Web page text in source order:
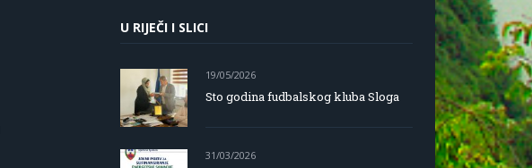
U RIJEČI I SLICI
19/05/2026
Sto godina fudbalskog kluba Sloga
31/03/2026